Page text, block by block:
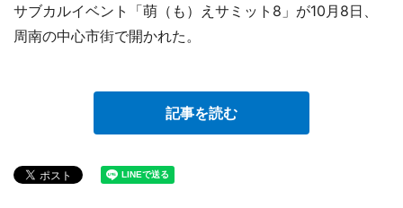
サブカルイベント「萌（も）えサミット8」が10月8日、
周南の中心市街で開かれた。
記事を読む